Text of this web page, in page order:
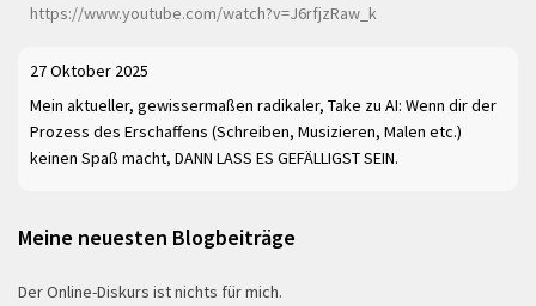
https://www.youtube.com/watch?v=J6rfjzRaw_k
27 Oktober 2025
Mein aktueller, gewissermaßen radikaler, Take zu AI: Wenn dir der
Prozess des Erschaffens (Schreiben, Musizieren, Malen etc.)
keinen Spaß macht, DANN LASS ES GEFÄLLIGST SEIN.
Meine neuesten Blogbeiträge
Der Online-Diskurs ist nichts für mich.